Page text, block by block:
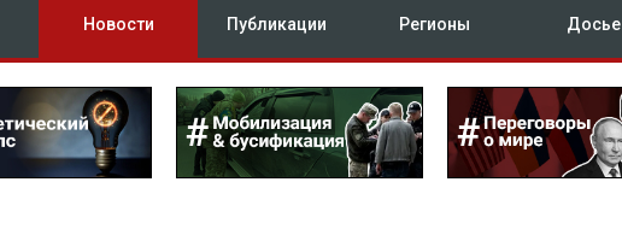
Новости Публикации Регионы Досье